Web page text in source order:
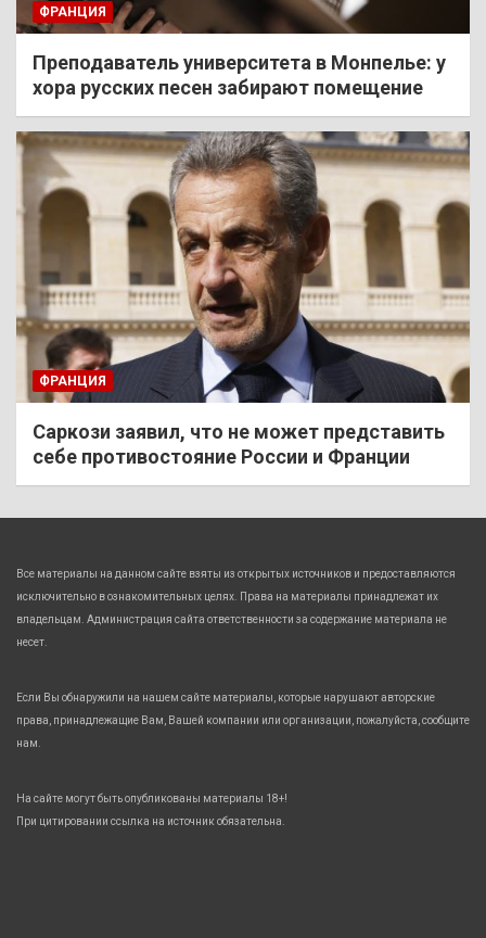
ФРАНЦИЯ
Преподаватель университета в Монпелье: у
хора русских песен забирают помещение
ФРАНЦИЯ
Саркози заявил, что не может представить
себе противостояние России и Франции
Все материалы на данном сайте взяты из открытых источников и предоставляются
исключительно в ознакомительных целях. Права на материалы принадлежат их
владельцам. Администрация сайта ответственности за содержание материала не
несет.
Если Вы обнаружили на нашем сайте материалы, которые нарушают авторские
права, принадлежащие Вам, Вашей компании или организации, пожалуйста, сообщите
нам.
На сайте могут быть опубликованы материалы 18+!
При цитировании ссылка на источник обязательна.